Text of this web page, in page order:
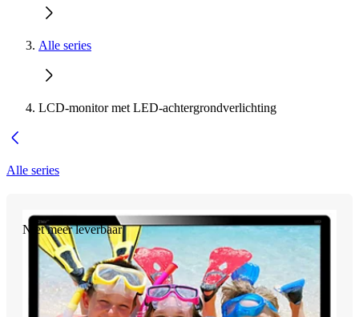
Alle series
LCD-monitor met LED-achtergrondverlichting
Alle series
Niet meer leverbaar